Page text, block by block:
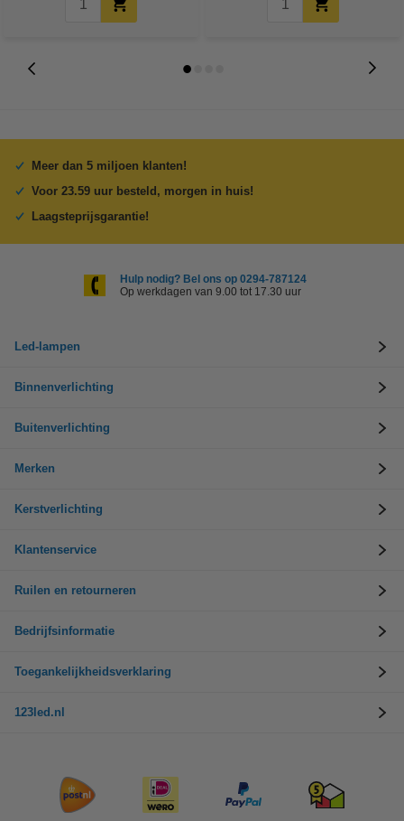
Meer dan 5 miljoen klanten!
Voor 23.59 uur besteld, morgen in huis!
Laagsteprijsgarantie!
Hulp nodig? Bel ons op 0294-787124
Op werkdagen van 9.00 tot 17.30 uur
Led-lampen
Binnenverlichting
Buitenverlichting
Merken
Kerstverlichting
Klantenservice
Ruilen en retourneren
Bedrijfsinformatie
Toegankelijkheidsverklaring
123led.nl